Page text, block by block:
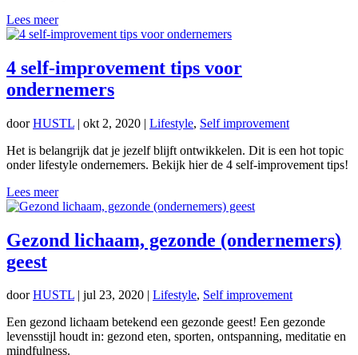
Lees meer
4 self-improvement tips voor
ondernemers
doorHUSTL | okt 2, 2020 | Lifestyle, Self improvement
Het is belangrijk dat je jezelf blijft ontwikkelen. Dit is een hot topic
onder lifestyle ondernemers. Bekijk hier de 4 self-improvement tips!
Lees meer
Gezond lichaam, gezonde (ondernemers)
geest
doorHUSTL | jul 23, 2020 | Lifestyle, Self improvement
Een gezond lichaam betekend een gezonde geest! Een gezonde
levensstijl houdt in: gezond eten, sporten, ontspanning, meditatie en
mindfulness.